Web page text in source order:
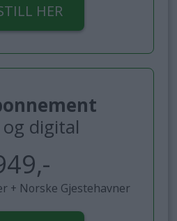
HER
og digital
+ Norske Gjestehavner